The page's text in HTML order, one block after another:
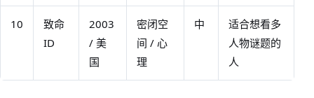
10
致命
ID
2003
/ 美
国
密闭空
间 / 心
理
中
适合想看多
人物谜题的
人